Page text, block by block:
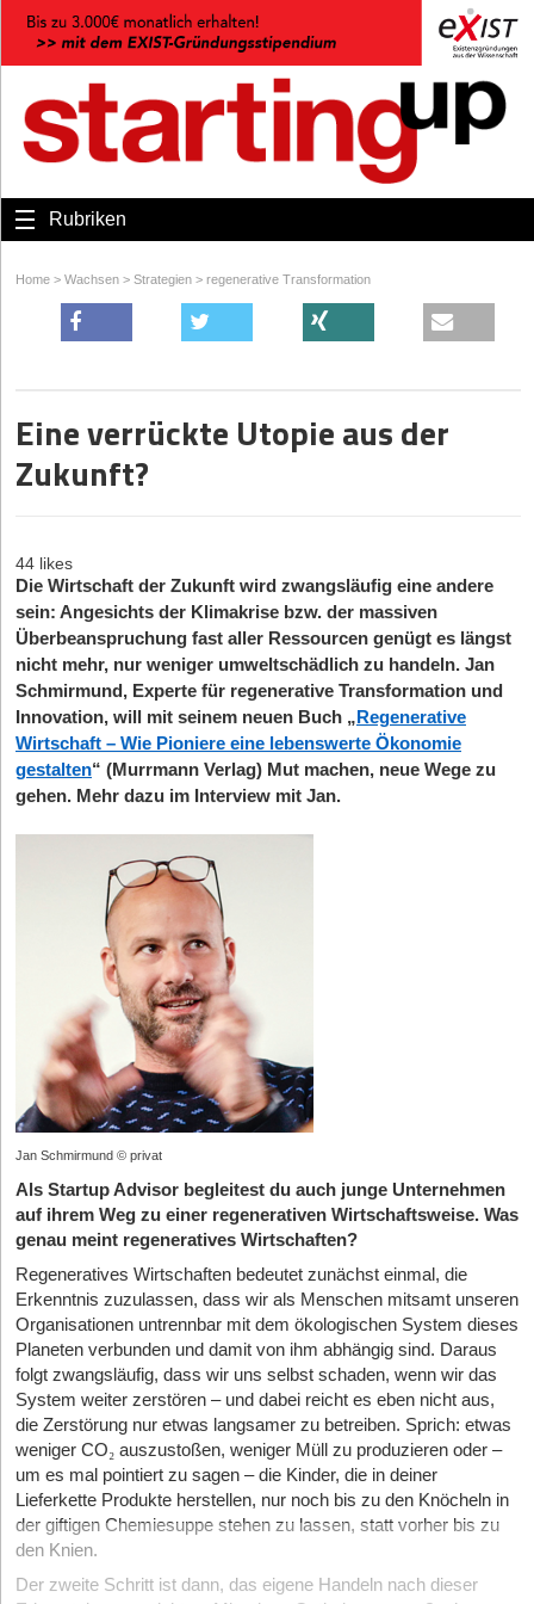
Rubriken
Home > Wachsen > Strategien > regenerative Transformation
Eine verrückte Utopie aus der
Zukunft?
44 likes
Die Wirtschaft der Zukunft wird zwangsläufig eine andere
sein: Angesichts der Klimakrise bzw. der massiven
Überbeanspruchung fast aller Ressourcen genügt es längst
nicht mehr, nur weniger umweltschädlich zu handeln. Jan
Schmirmund, Experte für regenerative Transformation und
Innovation, will mit seinem neuen Buch „ Regenerative
Wirtschaft – Wie Pioniere eine lebenswerte Ökonomie
gestalten“ (Murrmann Verlag) Mut machen, neue Wege zu
gehen. Mehr dazu im Interview mit Jan.
Jan Schmirmund © privat
Als Startup Advisor begleitest du auch junge Unternehmen
auf ihrem Weg zu einer regenerativen Wirtschaftsweise. Was
genau meint regeneratives Wirtschaften?
Regeneratives Wirtschaften bedeutet zunächst einmal, die
Erkenntnis zuzulassen, dass wir als Menschen mitsamt unseren
Organisationen untrennbar mit dem ökologischen System dieses
Planeten verbunden und damit von ihm abhängig sind. Daraus
folgt zwangsläufig, dass wir uns selbst schaden, wenn wir das
System weiter zerstören – und dabei reicht es eben nicht aus,
die Zerstörung nur etwas langsamer zu betreiben. Sprich: etwas
weniger CO₂ auszustoßen, weniger Müll zu produzieren oder –
um es mal pointiert zu sagen – die Kinder, die in deiner
Lieferkette Produkte herstellen, nur noch bis zu den Knöcheln in
der giftigen Chemiesuppe stehen zu lassen, statt vorher bis zu
den Knien.
Der zweite Schritt ist dann, das eigene Handeln nach dieser